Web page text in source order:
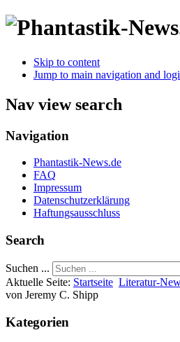
Skip to content
Jump to main navigation and
Nav view search
Navigation
Phantastik-News.de
FAQ
Impressum
Datenschutzerklärung
Haftungsausschluss
Search
Suchen ...
Aktuelle Seite: Startseite Literatur-
von Jeremy C. Shipp
Kategorien